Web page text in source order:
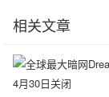
相关文章